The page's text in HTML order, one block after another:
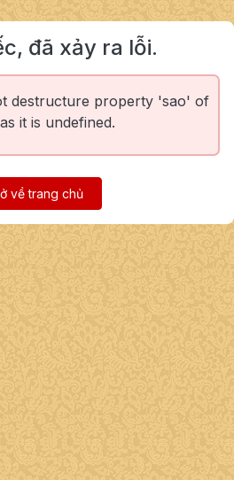
đã xảy ra lỗi.
destructure property 'sao' of
it is undefined.
về trang chủ